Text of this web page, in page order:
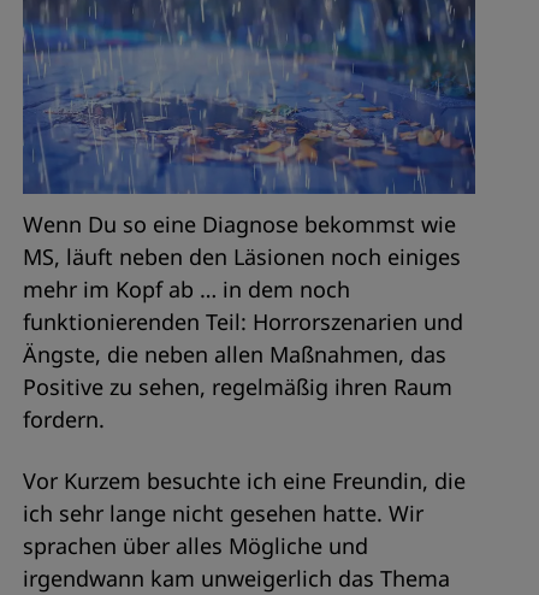
Wenn Du so eine Diagnose bekommst wie
MS, läuft neben den Läsionen noch einiges
mehr im Kopf ab … in dem noch
funktionierenden Teil: Horrorszenarien und
Ängste, die neben allen Maßnahmen, das
Positive zu sehen, regelmäßig ihren Raum
fordern.
Vor Kurzem besuchte ich eine Freundin, die
ich sehr lange nicht gesehen hatte. Wir
sprachen über alles Mögliche und
irgendwann kam unweigerlich das Thema